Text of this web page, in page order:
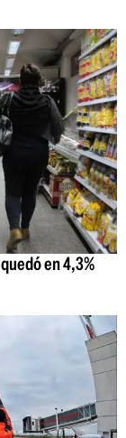
en 4,3%